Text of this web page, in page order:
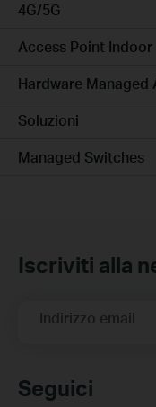
4G/5G
Access Point Indoor
Hardware Managed
Soluzioni
Managed Switches
Iscriviti alla
Indirizzo email
Seguici